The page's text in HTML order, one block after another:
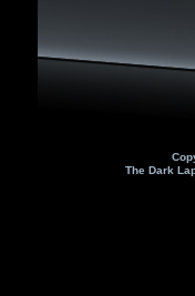
The Dark